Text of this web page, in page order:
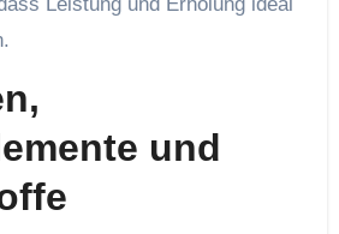
und